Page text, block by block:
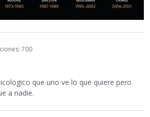
700
que uno ve lo que quiere pero
a nadie.